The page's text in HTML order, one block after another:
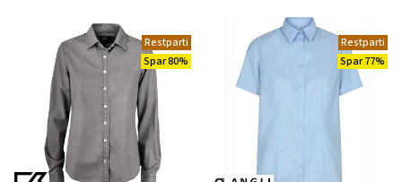
Restparti
Spar 80%
Restparti
Spar 77%